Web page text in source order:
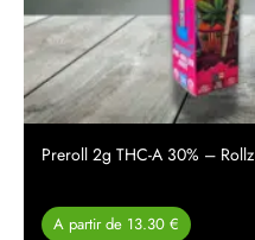
Preroll 2g THC-A 30% – Rollz
A partir de 13.30 €